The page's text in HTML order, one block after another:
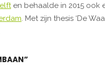
en behaalde in 2015 ook
. Met zijn thesis ‘De